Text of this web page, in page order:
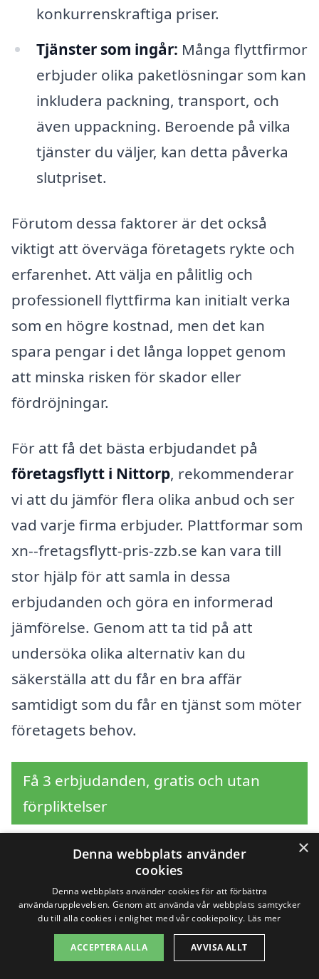
konkurrenskraftiga priser.
Tjänster som ingår: Många flyttfirmor
erbjuder olika paketlösningar som kan
inkludera packning, transport, och
även uppackning. Beroende på vilka
tjänster du väljer, kan detta påverka
slutpriset.
Förutom dessa faktorer är det också
viktigt att överväga företagets rykte och
erfarenhet. Att välja en pålitlig och
professionell flyttfirma kan initialt verka
som en högre kostnad, men det kan
spara pengar i det långa loppet genom
att minska risken för skador eller
fördröjningar.
För att få det bästa erbjudandet på
företagsflytt i Nittorp, rekommenderar
vi att du jämför flera olika anbud och ser
vad varje firma erbjuder. Plattformar som
xn--fretagsflytt-pris-zzb.se kan vara till
stor hjälp för att samla in dessa
erbjudanden och göra en informerad
jämförelse. Genom att ta tid på att
undersöka olika alternativ kan du
säkerställa att du får en bra affär
samtidigt som du får en tjänst som möter
företagets behov.
Få 3 erbjudanden, gratis och utan
förpliktelser
Sök efter en
professionell för
företagsflytt i andra
×
Denna webbplats använder
cookies
Denna webbplats använder cookies för att förbättra
användarupplevelsen. Genom att använda vår webbplats samtycker
du till alla cookies i enlighet med vår cookiepolicy. Läs mer
ACCEPTERA ALLA AVVISA ALLT